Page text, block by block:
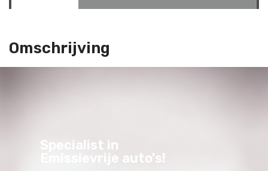
Omschrijving
Specialist in
Emissievrije auto's!